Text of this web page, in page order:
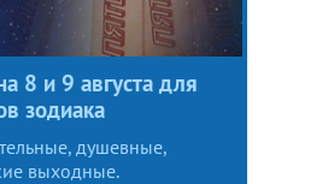
8 и 9 августа для
зодиака
душевные,
выходные.